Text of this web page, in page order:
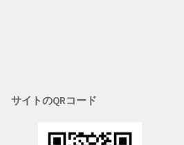
サイトのQRコード